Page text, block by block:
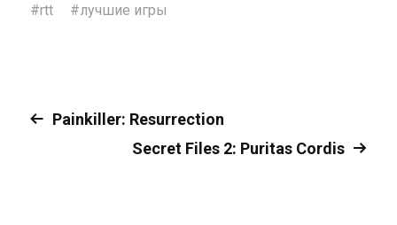
#rtt #лучшие игры
Painkiller: Resurrection
Secret Files 2: Puritas Cordis